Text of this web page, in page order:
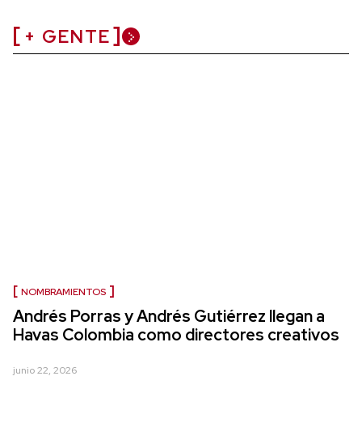
+ GENTE
NOMBRAMIENTOS
Andrés Porras y Andrés Gutiérrez llegan a
Havas Colombia como directores creativos
junio 22, 2026